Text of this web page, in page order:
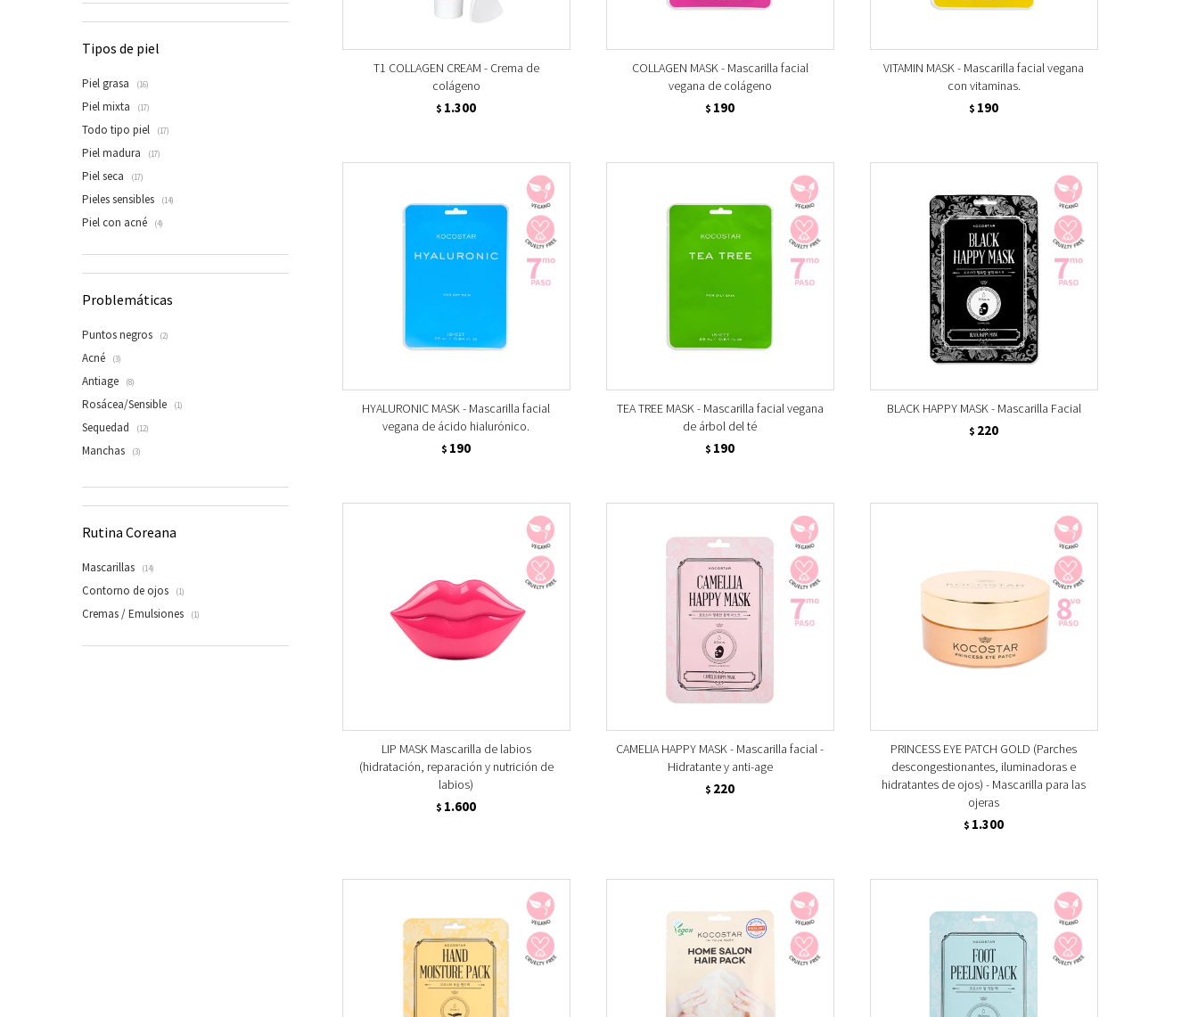
T1 COLLAGEN CREAM - Crema de
colágeno
$ 1.300
COLLAGEN MASK - Mascarilla facial
vegana de colágeno
$ 190
VITAMIN MASK - Mascarilla facial vegana
con vitaminas.
$ 190
HYALURONIC MASK - Mascarilla facial
vegana de ácido hialurónico.
$ 190
TEA TREE MASK - Mascarilla facial vegana
de árbol del té
$ 190
BLACK HAPPY MASK - Mascarilla Facial
$ 220
LIP MASK Mascarilla de labios
(hidratación, reparación y nutrición de
labios)
$ 1.600
CAMELIA HAPPY MASK - Mascarilla facial -
Hidratante y anti-age
$ 220
PRINCESS EYE PATCH GOLD (Parches
descongestionantes, iluminadoras e
hidratantes de ojos) - Mascarilla para las
ojeras
$ 1.300
Tipos de piel
Piel grasa (16)
Piel mixta (17)
Todo tipo piel (17)
Piel madura (17)
Piel seca (17)
Pieles sensibles (14)
Piel con acné (4)
Problemáticas
Puntos negros (2)
Acné (3)
Antiage (8)
Rosácea/Sensible (1)
Sequedad (12)
Manchas (3)
Rutina Coreana
Mascarillas (14)
Contorno de ojos (1)
Cremas / Emulsiones (1)